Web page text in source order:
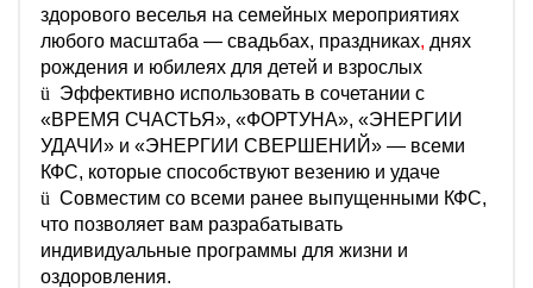
здорового веселья на семейных мероприятиях
любого масштаба — свадьбах, праздниках, днях
рождения и юбилеях для детей и взрослых
ü Эффективно использовать в сочетании с
«ВРЕМЯ СЧАСТЬЯ», «ФОРТУНА», «ЭНЕРГИИ
УДАЧИ» и «ЭНЕРГИИ СВЕРШЕНИЙ» — всеми
КФС, которые способствуют везению и удаче
ü Совместим со всеми ранее выпущенными КФС,
что позволяет вам разрабатывать
индивидуальные программы для жизни и
оздоровления.